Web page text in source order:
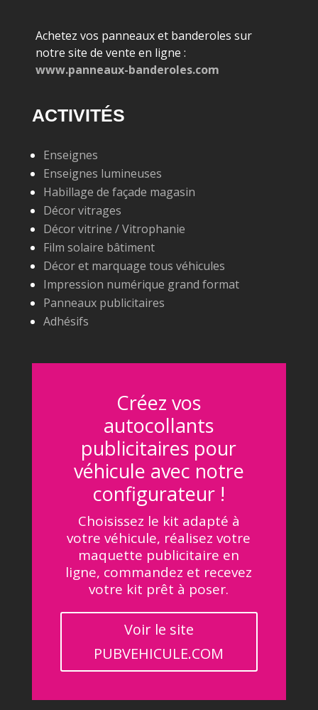
Achetez vos panneaux et banderoles sur
notre site de vente en ligne :
www.panneaux-banderoles.com
ACTIVITÉS
Enseignes
Enseignes lumineuses
Habillage de façade magasin
Décor vitrages
Décor vitrine / Vitrophanie
Film solaire bâtiment
Décor et marquage tous véhicules
Impression numérique grand format
Panneaux publicitaires
Adhésifs
Créez vos
autocollants
publicitaires pour
véhicule avec notre
configurateur !
Choisissez le kit adapté à
votre véhicule, réalisez votre
maquette publicitaire en
ligne, commandez et recevez
votre kit prêt à poser.
Voir le site
PUBVEHICULE.COM